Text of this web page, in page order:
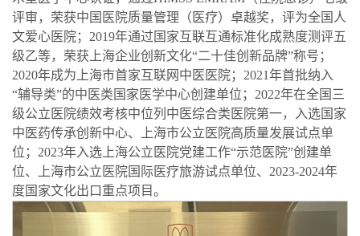
评审，荣获中国医院质量管理（医疗）卓越奖，评为全国人
文爱心医院；2019年通过国家互联互通标准化成熟度测评五
级乙等，荣获上海企业创新文化“二十佳创新品牌”称号；
2020年成为上海市首家互联网中医医院；2021年首批纳入
“辅导类”的中医类国家医学中心创建单位；2022年在全国三
级公立医院绩效考核中位列中医综合类医院第一，入选国家
中医药传承创新中心、上海市公立医院高质量发展试点单
位；2023年入选上海公立医院党建工作“示范医院”创建单
位、上海市公立医院国际医疗旅游试点单位、2023-2024年
度国家文化出口重点项目。